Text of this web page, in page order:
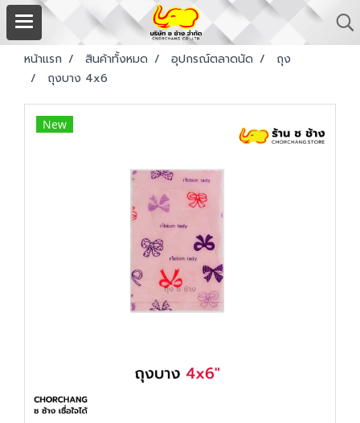
หน้าแรก สินค้าทั้งหมด อุปกรณ์ตลาดนัด
ถุง
ถุงบาง 4x6
New